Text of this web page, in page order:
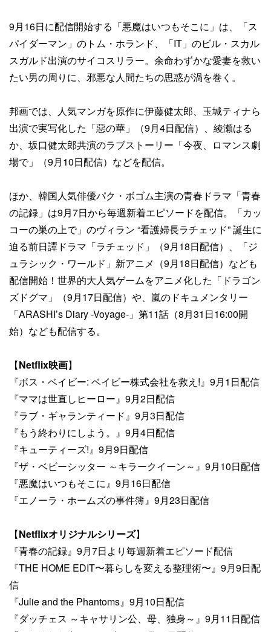
9月16日に配信開始する「悪魔はいつもそこに」は、「ス
パイダーマン」のトム・ホランド、「IT」のビル・スカル
スガルド出演のサイコスリラー。余命わずかな愛妻を救い
たい男の周りに、邪悪な人間たちの思惑が渦を巻く。
邦画では、人気マンガを原作に伊藤健太郎、玉城ティナら
出演で実写化した「惡の華」（9月4日配信）、綾瀬はる
か、坂口健太郎共演のラブストーリー「今夜、ロマンス劇
場で」（9月10日配信）などを配信。
ほか、韓国人気俳優パク・ボゴム主演の青春ドラマ「青春
の記録」は9月7日から毎週新着エピソードを配信。「カッ
コーの巣の上で」のヴィラン “看護婦長ラチェッド” 誕生に
迫る前日譚ドラマ「ラチェッド」（9月18日配信​）、「ジ
ュラシック・ワールド」新アニメ（9月18日配信）なども
配信開始！世界的大人気ゲームをアニメ化した「ドラゴン
ズドグマ」（9月17日配信）や、嵐のドキュメンタリー
「ARASHI’s Diary -Voyage-」第11話（8月31日16:00開
始）なども配信する。
【Netflix映画】
『ボス・ベイビー: ベイビー株式会社を救え!』9月1日配信
『ママは世直しヒーロー』9月2日配信
『ラブ・ギャランティード』9月3日配信
『もう終わりにしよう。』9月4日配信​
『キューティーズ!』9月9日配信
『ザ・ベビーシッター ～キラークイーン～』9月10日配信
『悪魔はいつもそこに』9月16日配信​
『エノーラ・ホームズの事件簿』9月23日配信
【Netflixオリジナルシリーズ】
『青春の記録』9月7日より毎週新着エピソード配信
『THE HOME EDIT〜暮らしを変える整理術〜』9月9日配
信
『Julie and the Phantoms』9月10日配信​
『ダッチェス ～キャサリン公、母、独身～』9月11日配信​